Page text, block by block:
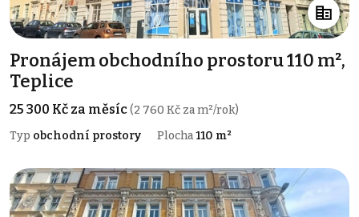
Pronájem obchodního prostoru 110 m²,
Teplice
25 300 Kč za měsíc(2 760 Kč za m²/rok)
Typ obchodní prostory Plocha110 m²